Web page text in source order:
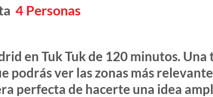
4 Personas
en Tuk Tukde 120 minutos. Una
podrás ver las zonas más
perfecta de hacerte una idea